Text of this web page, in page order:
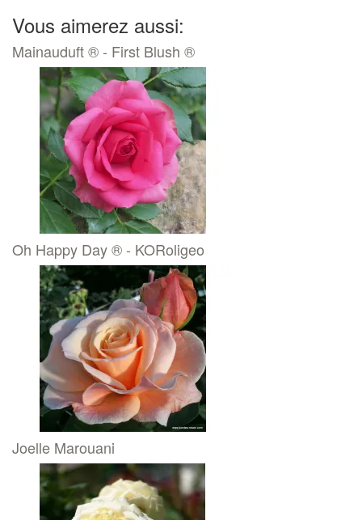
Vous aimerez aussi:
Mainauduft ® - First Blush ®
Oh Happy Day ® - KORoligeo
Joelle Marouani